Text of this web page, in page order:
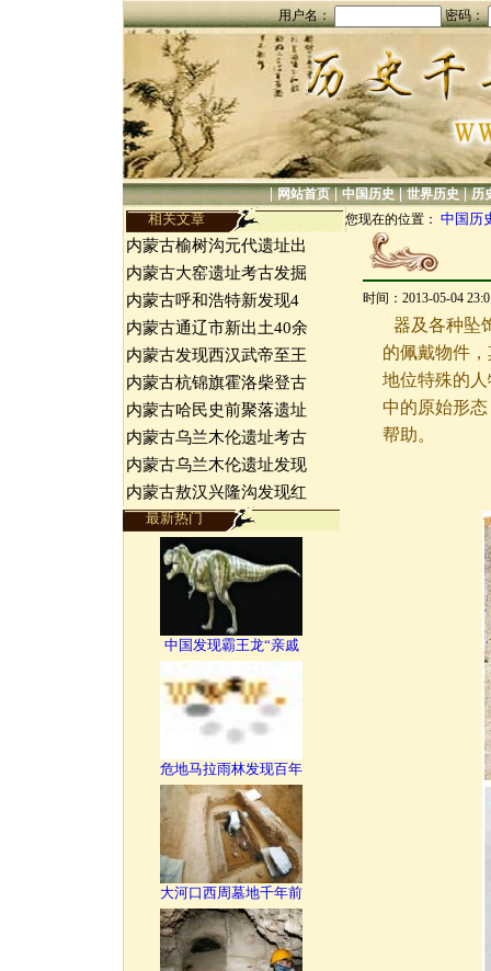
用户名： 密码：
|网站首页|中国历史|世界历史|历
相关文章 您现在的位置： 中国历
内蒙古榆树沟元代遗址出
内蒙古大窑遗址考古发掘
内蒙古呼和浩特新发现4
内蒙古通辽市新出土40余
内蒙古发现西汉武帝至王
内蒙古杭锦旗霍洛柴登古
内蒙古哈民史前聚落遗址
内蒙古乌兰木伦遗址考古
内蒙古乌兰木伦遗址发现
内蒙古敖汉兴隆沟发现红
最新热门
中国发现霸王龙“亲戚
危地马拉雨林发现百年
大河口西周墓地千年前
时间：2013-05-04
器及各种坠
的佩戴物件
地位特殊的
中的原始形
帮助。